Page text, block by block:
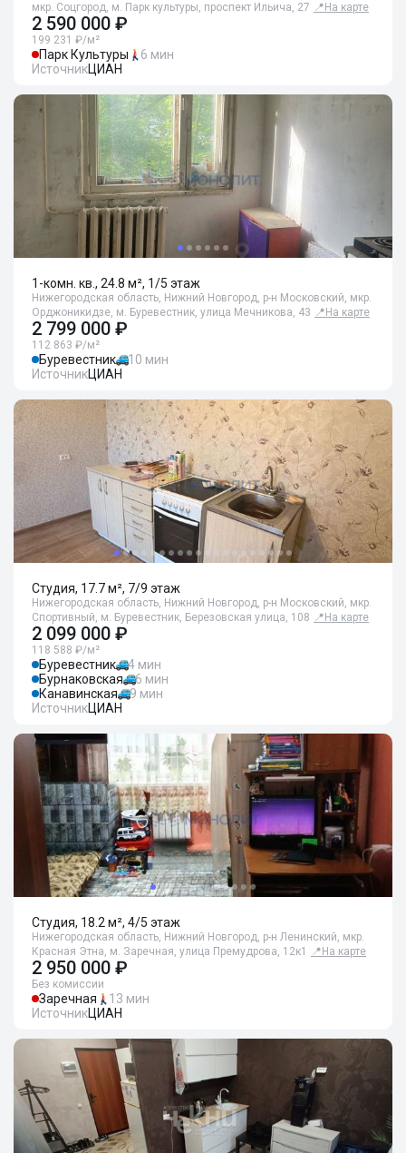
мкр. Соцгород, м. Парк культуры, проспект Ильича, 27 📍 На карте
2 590 000 ₽
199 231 ₽/м²
Парк Культуры
6 мин
ИсточникЦИАН
1-комн. кв., 24.8 м², 1/5 этаж
Нижегородская область, Нижний Новгород, р-н Московский, мкр.
Орджоникидзе, м. Буревестник, улица Мечникова, 43 📍 На карте
2 799 000 ₽
112 863 ₽/м²
Буревестник
10 мин
ИсточникЦИАН
Студия, 17.7 м², 7/9 этаж
Нижегородская область, Нижний Новгород, р-н Московский, мкр.
Спортивный, м. Буревестник, Березовская улица, 108 📍 На карте
2 099 000 ₽
118 588 ₽/м²
Буревестник
4 мин
Бурнаковская
6 мин
Канавинская
9 мин
ИсточникЦИАН
Студия, 18.2 м², 4/5 этаж
Нижегородская область, Нижний Новгород, р-н Ленинский, мкр.
Красная Этна, м. Заречная, улица Премудрова, 12к1
📍 На карте
2 950 000 ₽
Без комиссии
Заречная
13 мин
ИсточникЦИАН